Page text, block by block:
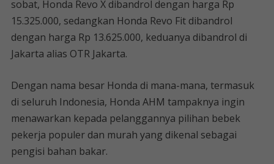
sobat, Honda Revo X dibandrol dengan harga Rp
15.325.000, sedangkan Honda Revo Fit dibandrol
dengan harga Rp 13.625.000, keduanya dibandrol di
Jakarta alias OTR Jakarta.
Dengan nama besar Honda di mana-mana, termasuk
di seluruh Indonesia, Honda AHM tampaknya ingin
menawarkan kepada pelanggannya pilihan bebek
pekerja populer dan murah yang dikenal sebagai
pengisi bahan bakar.